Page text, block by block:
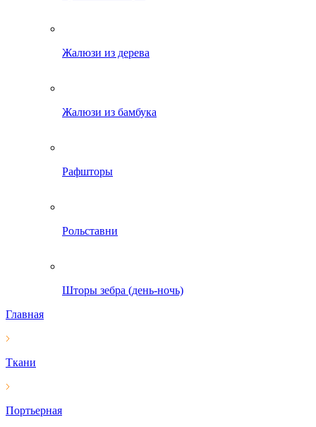
Жалюзи из дерева
Жалюзи из бамбука
Рафшторы
Рольставни
Шторы зебра (день-ночь)
Главная
Ткани
Портьерная